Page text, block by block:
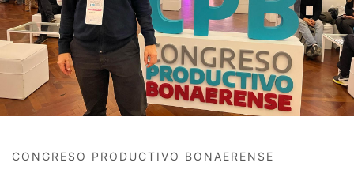
CONGRESO PRODUCTIVO BONAERENSE